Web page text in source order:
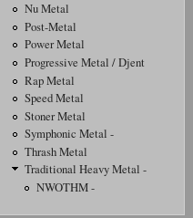
Nu Metal
Post-Metal
Power Metal
Progressive Metal / Djent
Rap Metal
Speed Metal
Stoner Metal
Symphonic Metal -
Thrash Metal
Traditional Heavy Metal -
NWOTHM -